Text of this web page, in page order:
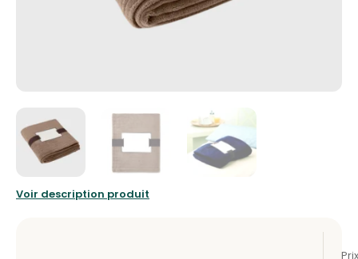
Voir description produit